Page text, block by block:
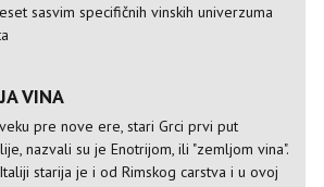
sasvim specifičnih vinskih univerzuma
VINA
pre nove ere, stari Grci prvi put
nazvali su je Enotrijom, ili "zemljom vina".
starija je i od Rimskog carstva i u ovoj